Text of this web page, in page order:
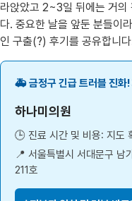
라앉았고 2~3일 뒤에는 거의
다. 중요한 날을 앞둔 분들이
인 구출(?) 후기를 공유합니
🚑 금정구 긴급 트러블 진화!
하나미의원
🕒 진료 시간 및 비용: 지도
📍 서울특별시 서대문구
211호